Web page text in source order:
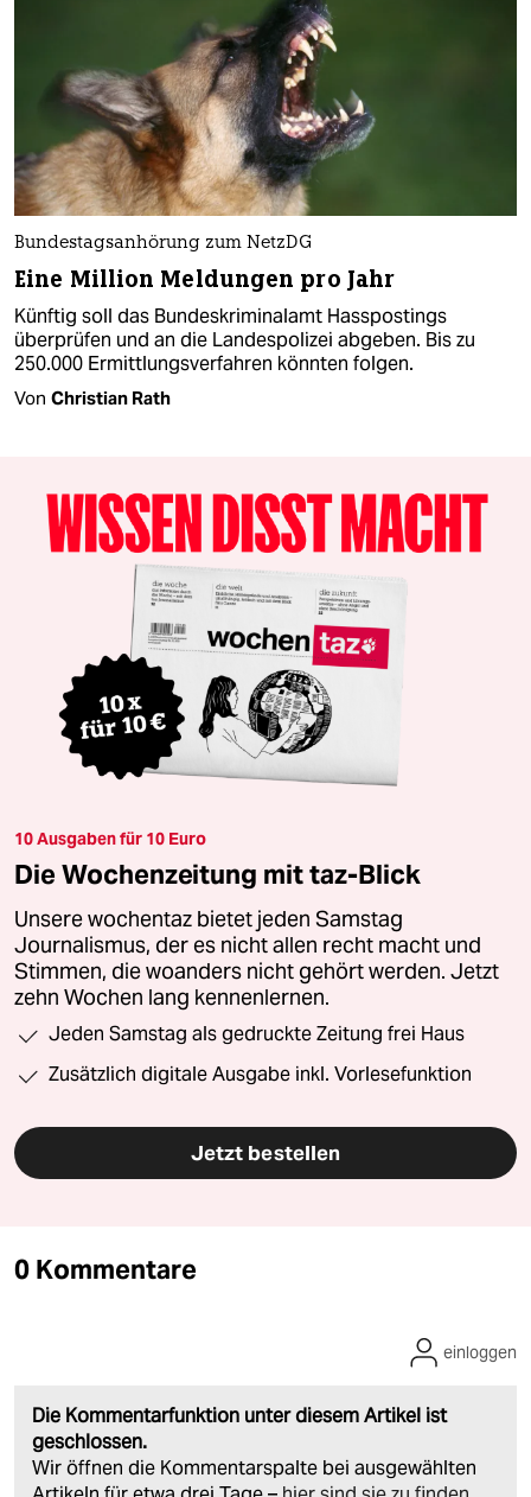
Bundestagsanhörung zum NetzDG
Eine Million Meldungen pro Jahr
Künftig soll das Bundeskriminalamt Hasspostings
überprüfen und an die Landespolizei abgeben. Bis zu
250.000 Ermittlungsverfahren könnten folgen.
Von Christian Rath
10 Ausgaben für 10 Euro
Die Wochenzeitung mit taz-Blick
Unsere wochentaz bietet jeden Samstag
Journalismus, der es nicht allen recht macht und
Stimmen, die woanders nicht gehört werden. Jetzt
zehn Wochen lang kennenlernen.
Jeden Samstag als gedruckte Zeitung frei Haus
Zusätzlich digitale Ausgabe inkl. Vorlesefunktion
Jetzt bestellen
0 Kommentare
Die Kommentarfunktion unter diesem Artikel ist
geschlossen.
Wir öffnen die Kommentarspalte bei ausgewählten
einloggen